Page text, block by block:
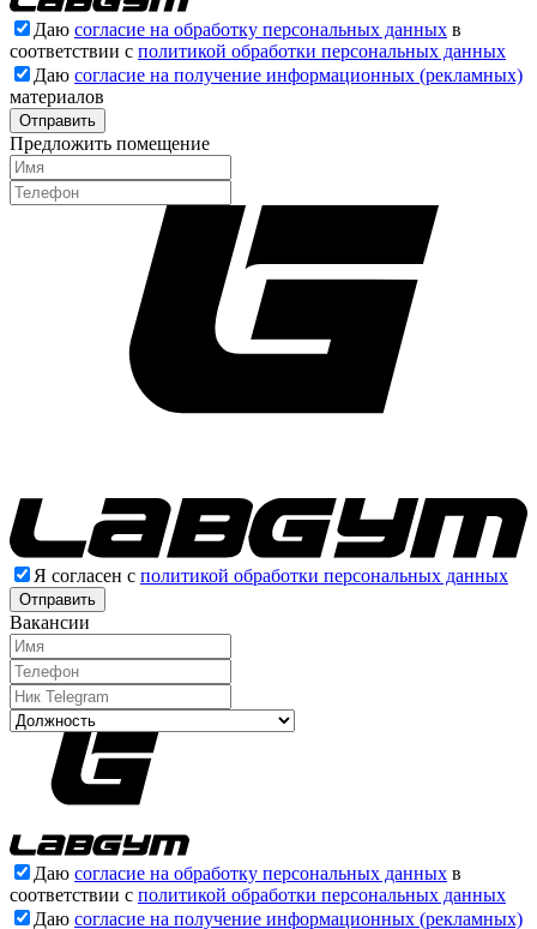
Даю согласие на обработку персональных данных в
соответствии с политикой обработки персональных данных
Даю согласие на получение информационных (рекламных)
материалов
Отправить
Предложить помещение
Я согласен с политикой обработки персональных данных
Отправить
Вакансии
Даю согласие на обработку персональных данных в
соответствии с политикой обработки персональных данных
Даю согласие на получение информационных (рекламных)